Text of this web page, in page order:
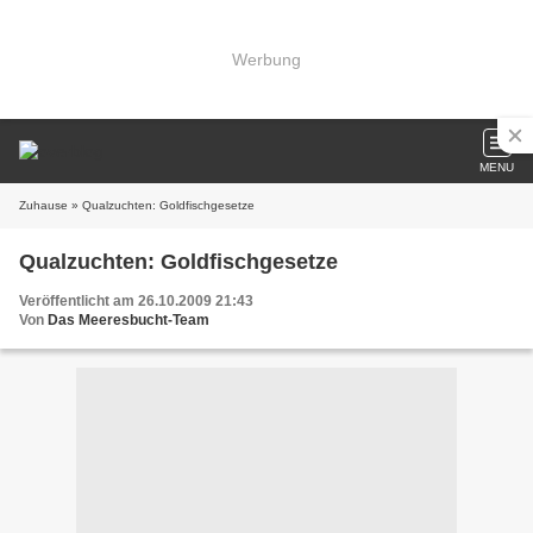
Werbung
MENU
Zuhause » Qualzuchten: Goldfischgesetze
Qualzuchten: Goldfischgesetze
Veröffentlicht am 26.10.2009 21:43
Von Das Meeresbucht-Team